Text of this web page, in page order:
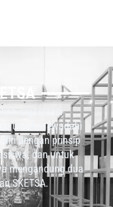
organisasi
untuk mewadahi
dengan prinsip
dan untuk
mengandung dua
SKETSA.